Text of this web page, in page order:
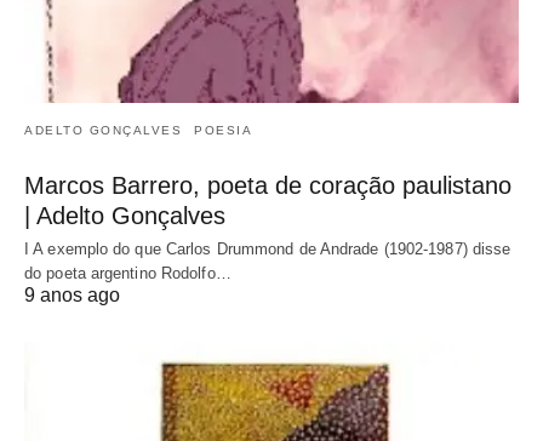
ADELTO GONÇALVES POESIA
Marcos Barrero, poeta de coração paulistano
| Adelto Gonçalves
I A exemplo do que Carlos Drummond de Andrade (1902-1987) disse
do poeta argentino Rodolfo…
9 anos ago